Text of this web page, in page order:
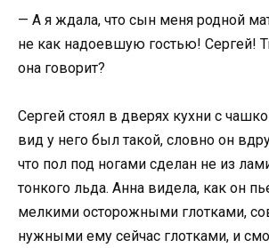
— А я ждала, что сын меня родной
не как надоевшую гостью! Сергей!
она говорит?
Сергей стоял в дверях кухни с
вид у него был такой, словно он
что пол под ногами сделан не из
тонкого льда. Анна видела, как он
мелкими осторожными глотками,
нужными ему сейчас глотками, и